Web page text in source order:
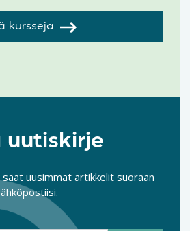
kursseja
uutiskirje
uusimmat artikkelit suoraan